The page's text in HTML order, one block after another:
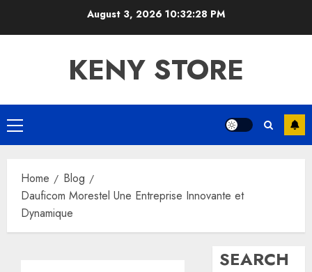
August 3, 2026 10:32:28 PM
KENY STORE
Primary
Menu
Home
Blog
Dauficom Morestel Une Entreprise Innovante et
Dynamique
SEARCH